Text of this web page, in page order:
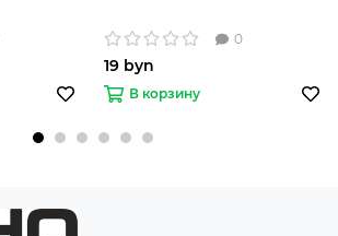
0
19 byn
В корзину